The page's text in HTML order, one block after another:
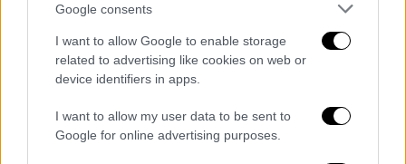
Google consents
I want to allow Google to enable storage
related to advertising like cookies on web or
device identifiers in apps.
I want to allow my user data to be sent to
Google for online advertising purposes.
Συγκεκριμένα, για τους
, αρχικά
γίνεται η εγγραφή στο Εθνικό Μητρώο
Επικοινωνίας, (στην πλατφόρμα
https://www.gov.gr/ipiresies/polites-kai-
kathemerinoteta/stoikheia-polite-kai-
tautopoietika-eggrapha/ethniko-metroo-